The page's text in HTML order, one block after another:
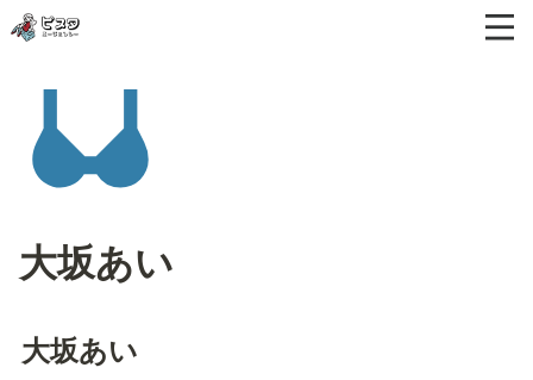
大坂あい
大坂あい